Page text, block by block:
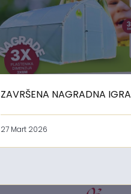
ZAVRŠENA NAGRADNA IGRA
27 Mart 2026